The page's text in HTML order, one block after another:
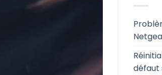
défaut